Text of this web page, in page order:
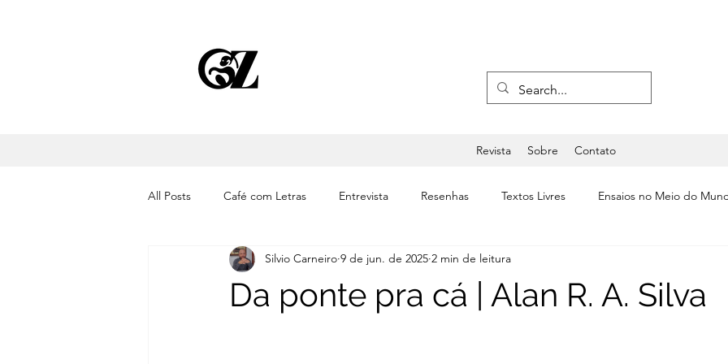
Revista Sobre Contato
All Posts Café com Letras Entrevista Resenhas Textos Livres Ensaios no Meio do
Literatura Música Últimas Editorial
Da ponte pra cá | Alan R. A. Silva
Silvio Carneiro 9 de jun. de 2025 2 min de leitura